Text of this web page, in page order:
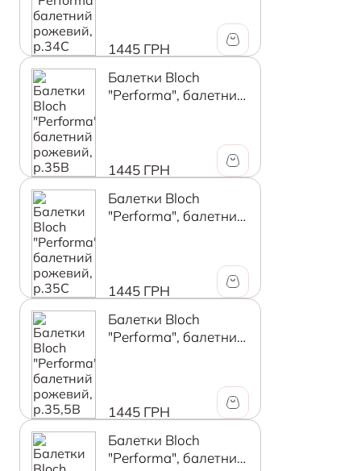
1445 ГРН
Балетки Bloch
"Performa", балетний
1445 ГРН
Балетки Bloch
"Performa", балетний
1445 ГРН
Балетки Bloch
"Performa", балетний
1445 ГРН
Балетки Bloch
"Performa", балетний